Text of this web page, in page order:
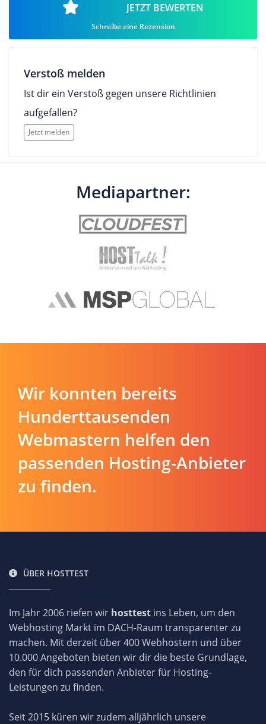
JETZT BEWERTEN
Schreibe eine Rezension
Verstoß melden
Ist dir ein Verstoß gegen unsere Richtlinien
aufgefallen?
Jetzt melden
Mediapartner:
Wir konnten bereits
Hunderttausenden
Webmastern helfen den
passenden Hosting-Anbieter
zu finden.
ÜBER HOSTTEST
Im Jahr 2006 riefen wir hosttest ins Leben, um den
Webhosting Markt im DACH-Raum transparenter zu
machen. Mit derzeit über 400 Webhostern und über
10.000 Angeboten bieten wir dir die beste Grundlage,
den für dich passenden Anbieter für Hosting-
Leistungen zu finden.
Seit 2015 küren wir zudem alljährlich unsere